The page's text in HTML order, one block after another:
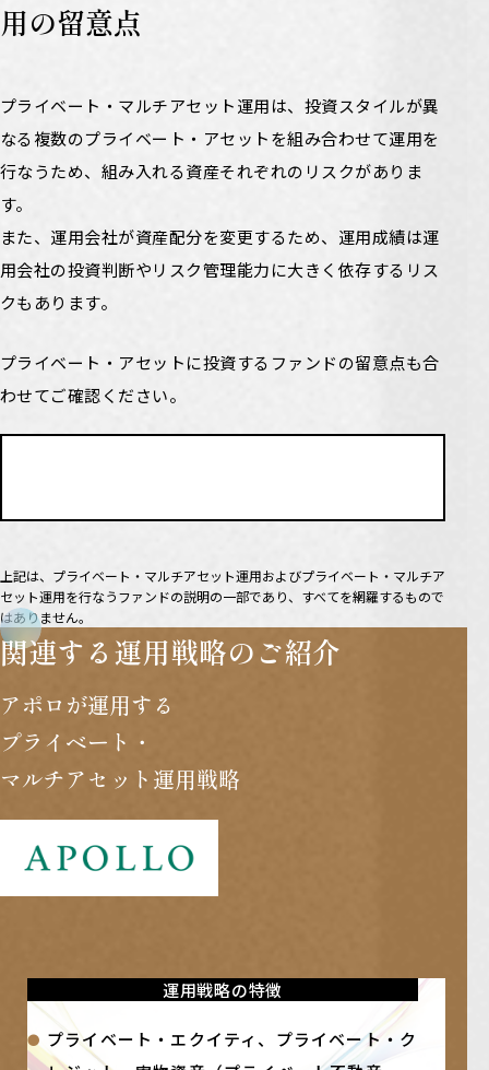
用の留意点
プライベート・マルチアセット運用は、投資スタイルが異
なる複数のプライベート・アセットを組み合わせて運用を
行なうため、組み入れる資産それぞれのリスクがありま
す。
また、運用会社が資産配分を変更するため、運用成績は運
用会社の投資判断やリスク管理能力に大きく依存するリス
クもあります。
プライベート・アセットに投資するファンドの留意点も合
わせてご確認ください。
上記は、プライベート・マルチアセット運用およびプライベート・マルチア
セット運用を行なうファンドの説明の一部であり、すべてを網羅するもので
はありません。
関連する運用戦略のご紹介
アポロが運用する
プライベート・
マルチアセット運用戦略
運用戦略の特徴
プライベート・エクイティ、プライベート・ク